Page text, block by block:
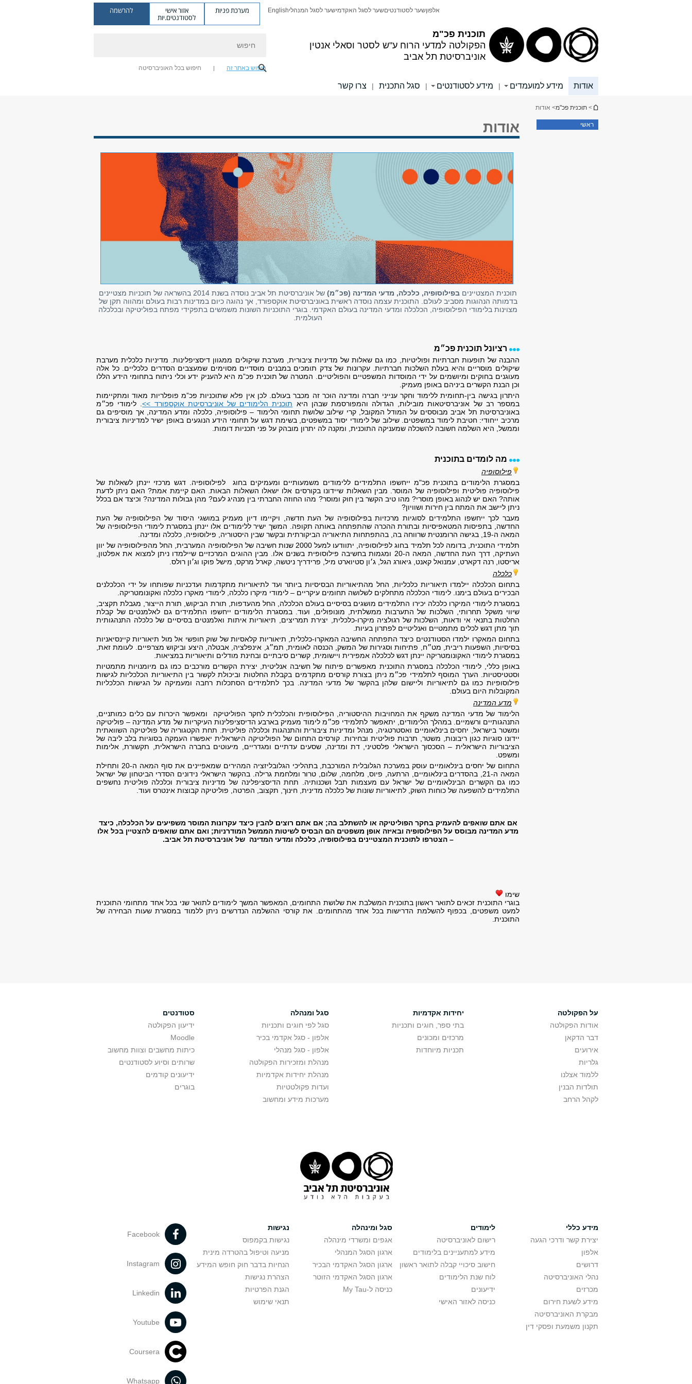
תוכנית פכ"מ
הפקולטה למדעי הרוח ע"ש לסטר וסאלי אנטין
אוניברסיטת תל אביב
אלפוןשער לסטודנטיםשער לסגל האקדמישער לסגל המנהליEnglish מערכת פניות אזור אישי
לסטודנטים.יות
להרשמה
חיפוש באתר זה חיפוש בכל האוניברסיטה
אודות מידע למועמדים | מידע לסטודנטים | סגל התכנית | צרו קשר
הינך נמצא כאן
> תוכנית פכ"מ> אודות
ראשי אודות
תוכנית המצטיינים בפילוסופיה, כלכלה, מדעי המדינה (פכ״מ)
של אוניברסיטת תל אביב נוסדה בשנת 2014 בהשראה של תוכניות מצטיינים
בדמותה הנהוגות מסביב לעולם. התוכנית עצמה נוסדה ראשית באוניברסיטת אוקספורד, אך נהוגה כיום במדינות רבות בעולם ומהווה תקן של
מצוינות בלימודי הפילוסופיה, הכלכלה ומדעי המדינה בעולם האקדמי. בוגרי התוכניות השונות משמשים בתפקידי מפתח בפוליטיקה ובכלכלה
העולמית.
רציונל תוכנית פכ״מ
ההבנה של תופעות חברתיות ופוליטיות, כמו גם שאלות של מדיניות ציבורית, מערבת שיקולים ממגוון דיסציפלינות. מדיניות כלכלית מערבת
שיקולים מוסריים והיא בעלת השלכות חברתיות. עקרונות של צדק תומכים במבנים מוסדיים מסוימים שמעצבים הסדרים כלכליים. כל אלה
מעוגנים בחוקים ומיושמים על ידי המוסדות המשפטיים והפוליטיים. המטרה של תוכנית פכ”מ היא להעניק ידע וכלי ניתוח בתחומי הידע הללו
וכן הבנת הקשרים ביניהם באופן מעמיק.
היתרון בגישה בין-תחומית ללימוד וחקר ענייני חברה ומדינה הוכר זה מכבר בעולם. לכן אין פלא שתוכניות פכ”מ פופלריות מאוד ומתקיימות
במספר רב של אוניברסיטאות מובילות, הגדולה והמפורסמת שבהן היא תוכנית הלימודים של אוניברסיטת אוקספורד >>. לימודי פכ״מ
באוניברסיטת תל אביב מבוססים על המודל המקובל, קרי שילוב שלושת תחומי הלימוד – פילוסופיה, כלכלה ומדע המדינה, אך מוסיפים גם
מרכיב ייחודי: חטיבת לימוד במשפטים. שילוב של לימודי יסוד במשפטים, בשימת דגש על תחומי הידע הנוגעים באופן ישיר למדיניות ציבורית
וממשל, היא השלמה חשובה להשכלה שמעניקה התוכנית, ומקנה לה יתרון מובהק על פני תכניות דומות.
מה לומדים בתוכנית
פילוסופיה
במסגרת הלימודים בתוכנית פכ"מ ייחשפו התלמידים ללימודים משמעותיים ומעמיקים בחוג לפילוסופיה. דגש מרכזי יינתן לשאלות של
פילוסופיה פוליטית ופילוסופיה של המוסר. מבין השאלות שיידונו בקורסים אלו ישאלו השאלות הבאות. האם קיימת אמת? האם ניתן לדעת
אותה? האם יש לנהוג באופן מוסרי? מהו טיב הקשר בין חוק ומוסר? מהו החוזה החברתי בין מנהיג לעם? מהן גבולות המדינה? וכיצד אם בכלל
ניתן ליישב את המתח בין חירות ושוויון?
מעבר לכך ייחשפו התלמידים לסוגיות מרכזיות בפילוסופיה של העת חדשה, ויקיימו דיון מעמיק במושגי היסוד של הפילוסופיה של העת
החדשה, בתפיסות המטאפיסיות ובתורת ההכרה שהתפתחה באותה תקופה. המשך ישיר ללימודים אלו יינתן במסגרת לימודי הפילוסופיה של
המאה ה-19, בגישה הרומנטית שרווחה בה, בהתפתחות התיאוריה הביקורתית ובקשר שבין היסטוריה, פילוסופיה, כלכלה ומדינה.
תלמידי התוכנית, בדומה לכל תלמיד בחוג לפילוסופיה, יתוודעו למעל 2000 שנות חשיבה של הפילוסופיה המערבית, החל מהפילוסופיה של יוון
העתיקה, דרך העת החדשה, המאה ה-20 ומגמות בחשיבה פילוסופית בשנים אלו. מבין ההוגים המרכזיים שיילמדו ניתן למצוא את אפלטון,
אריסטו, רנה דקארט, עמנואל קאנט, גיאורג הגל, ג׳ון סטיוארט מיל, פרידריך ניטשה, קארל מרקס, מישל פוקו וג׳ון רולס.
כלכלה
בתחום הכלכלה יילמדו תיאוריות כלכליות, החל מהתיאוריות הבסיסיות ביותר ועד לתיאוריות מתקדמות ועדכניות שפותחו על ידי הכלכלנים
הבכירים בעולם בימנו. לימודי הכלכלה מתחלקים לשלושה תחומים עיקריים – לימודי מיקרו כלכלה, לימודי מאקרו כלכלה ואקונומטריקה.
במסגרת לימודי המיקרו כלכלה יכירו התלמידים מושגים בסיסיים בעולם הכלכלה, החל מהעדפות, תורת הביקוש, תורת הייצור, מגבלת תקציב,
שיווי משקל תחרותי, השלכות של התערבות ממשלתית, מונופולים, ועוד. במסגרת הלימודים ייחשפו התלמידים גם לאלמנטים של קבלת
החלטות בתנאי אי ודאות, השלכות של רגולציה מיקרו-כלכלית, יצירת תמריצים, תיאוריות איתות ואלמנטים בסיסיים של כלכלה התנהגותית
תוך מתן דגש לכלים מתמטיים ואנליטיים לפתרון בעיות.
בתחום המאקרו ילמדו הסטודנטים כיצד התפתחה החשיבה המאקרו-כלכלית, תיאוריות קלאסיות של שוק חופשי אל מול תיאוריות קיינסיאניות
בסיסיות, השפעות ריבית, מט״ח, פתיחות וסגירות של המשק, הכנסה לאומית, תמ״ג, אינפלציה, אבטלה, היצע וביקוש מצרפיים. לעומת זאת,
במסגרת לימודי האקונומטריקה יינתן דגש לכלכלה אמפירית ויישומית, קשרים סיבתיים ובחינת מודלים ותיאוריות במציאות.
באופן כללי, לימודי הכלכלה במסגרת התוכנית מאפשרים פיתוח של חשיבה אנליטית, יצירת הקשרים מורכבים כמו גם מיומנויות מתמטיות
וסטטיסטיות. הערך המוסף לתלמידי פכ״מ ניתן בצורת קורסים מתקדמים בקבלת החלטות וביכולת לקשור בין התיאוריות הכלכליות לגישות
פילוסופיות כמו גם לתיאוריות וליישום שלהן בהקשר של מדעי המדינה. בכך לתלמידים הסתכלות רחבה ומעמיקה על הגישות הכלכליות
המקובלות היום בעולם.
מדע המדינה
הלימוד של מדעי המדינה משקף את המחויבות ההיסטוריה, הפילוסופית והכלכלית לחקר הפוליטיקה ומאפשר היכרות עם כלים כמותניים,
התנהגותיים ורשמיים. במהלך הלימודים, יתאפשר לתלמידי פכ״מ לימוד מעמיק בארבע הדיסציפלינות העיקריות של מדע המדינה – פוליטיקה
ומשטר בישראל, יחסים בינלאומיים ואסטרטגיה, מנהל ומדיניות ציבורית והתנהגות וכלכלה פוליטית. תחת הקטגוריה של פוליטיקה השוואתית
יידונו סוגיות כגון ריבונות, משטר, תרבות פוליטית ובחירות. קורסים התחום של הפוליטיקה הישראלית יאפשרו העמקה בסוגיות בלב ליבה של
הציבוריות הישראלית – הסכסוך הישראלי פלסטיני, דת ומדינה, שסעים עדתיים ומגדריים, מיעוטים בחברה הישראלית, תקשורת, אלימות
ומשפט.
התחום של יחסים בינלאומיים עוסק במערכת הגלובלית המורכבת, בתהליכי הגלובליזציה המהירים שמאפיינים את סוף המאה ה-20 ותחילת
המאה ה-21, בהסדרים בינלאומיים, הרתעה, פיוס, מלחמה, שלום, טרור ומלחמת גרילה. בהקשר הישראלי נידונים הסדרי הביטחון של ישראל
כמו גם הקשרים הבינלאומיים של ישראל עם מעצמות תבל ושכנותיה. תחת הדיסציפלינה של מדיניות ציבורית וכלכלה פוליטית נחשפים
התלמידים להשפעה של כוחות השוק, לתיאוריות שונות של כלכלה מדינית, חינוך, תקצוב, הפרטה, פוליטיקה קבוצות אינטרס ועוד. ​
אם אתם שואפים להעמיק בחקר הפוליטיקה או להשתלב בה; אם אתם רוצים להבין כיצד עקרונות המוסר משפיעים על הכלכלה, כיצד
מדע המדינה מבוסס על הפילוסופיה ובאיזה אופן משפטים הם הבסיס לשיטות הממשל המודרניות; ואם אתם שואפים להצטיין בכל אלו
– הצטרפו לתוכנית המצטיינים בפילוסופיה, כלכלה ומדעי המדינה של אוניברסיטת תל אביב.
שימו
בוגרי התוכנית זכאים לתואר ראשון בתוכנית המשלבת את שלושת התחומים, המאפשר המשך לימודים לתואר שני בכל אחד מתחומי התוכנית
למעט משפטים, בכפוף להשלמת הדרישות בכל אחד מהתחומים. את קורסי ההשלמה הנדרשים ניתן ללמוד במסגרת שעות הבחירה של
התוכנית.
על הפקולטה
אודות הפקולטה
דבר הדקאן
אירועים
גלריות
ללמוד אצלנו
תולדות הבנין
לקהל הרחב
יחידות אקדמיות
בתי ספר, חוגים ותכניות
מרכזים ומכונים
תכניות מיוחדות
סגל ומנהלה
סגל לפי חוגים ותכניות
אלפון - סגל אקדמי בכיר
אלפון - סגל מנהלי
מנהלת ומזכירות הפקולטה
מנהלת יחידות אקדמיות
ועדות פקולטטיות
מערכות מידע ומחשוב
סטודנטים
ידיעון הפקולטה
Moodle
כיתות מחשבים וצוות מחשוב
שרותים וסיוע לסטודנטים
ידיעונים קודמים
בוגרים
מידע כללי
יצירת קשר ודרכי הגעה
אלפון
דרושים
נהלי האוניברסיטה
מכרזים
מידע לשעת חירום
מבקרת האוניברסיטה
תקנון משמעת ופסקי דין
לימודים
רישום לאוניברסיטה
מידע למתעניינים בלימודים
חישוב סיכויי קבלה לתואר ראשון
לוח שנת הלימודים
ידיעונים
כניסה לאזור האישי
סגל ומינהלה
אגפים ומשרדי מינהלה
ארגון הסגל המנהלי
ארגון הסגל האקדמי הבכיר
ארגון הסגל האקדמי הזוטר
כניסה ל-My Tau
נגישות
נגישות בקמפוס
מניעה וטיפול בהטרדה מינית
הנחיות בדבר חוק חופש המידע
הצהרת נגישות
הגנת הפרטיות
תנאי שימוש
Facebook
Instagram
Linkedin
Youtube
Coursera
Whatsapp